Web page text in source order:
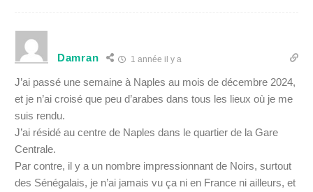
Damran 1 année il y a
J’ai passé une semaine à Naples au mois de décembre 2024,
et je n’ai croisé que peu d’arabes dans tous les lieux où je me
suis rendu.
J’ai résidé au centre de Naples dans le quartier de la Gare
Centrale.
Par contre, il y a un nombre impressionnant de Noirs, surtout
des Sénégalais, je n’ai jamais vu ça ni en France ni ailleurs, et